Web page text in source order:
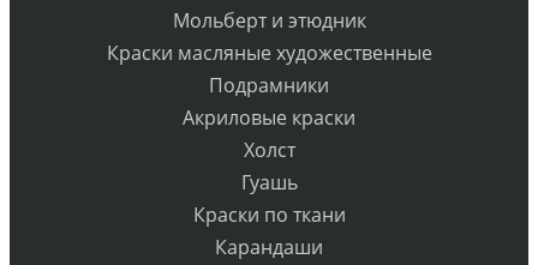
Мольберт и этюдник
Краски масляные художественные
Подрамники
Акриловые краски
Холст
Гуашь
Краски по ткани
Карандаши